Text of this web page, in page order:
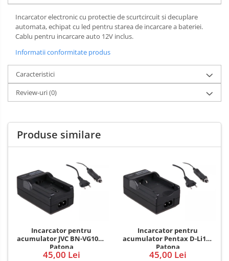
Incarcator electronic cu protectie de scurtcircuit si decuplare
automata, echipat cu led pentru starea de incarcare a bateriei.
Cablu pentru incarcare auto 12V inclus.
Informatii conformitate produs
Caracteristici
Review-uri(0)
Produse similare
Incarcator pentru
acumulator JVC BN-VG107e
Patona
45,00 Lei
Incarcator pentru
acumulator Pentax D-Li109
Patona
45,00 Lei